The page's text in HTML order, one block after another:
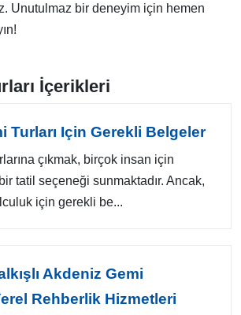
Unutulmaz bir deneyim için hemen
İçerikleri
Turları Için Gerekli Belgeler
çıkmak, birçok insan için
tatil seçeneği sunmaktadır. Ancak,
için gerekli be...
Akdeniz Gemi
Rehberlik Hizmetleri